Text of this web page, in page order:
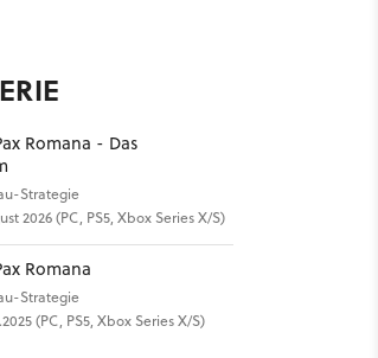
Romana - Das
Strategie
2026 (PC, PS5, Xbox Series X/S)
Romana
Strategie
(PC, PS5, Xbox Series X/S)